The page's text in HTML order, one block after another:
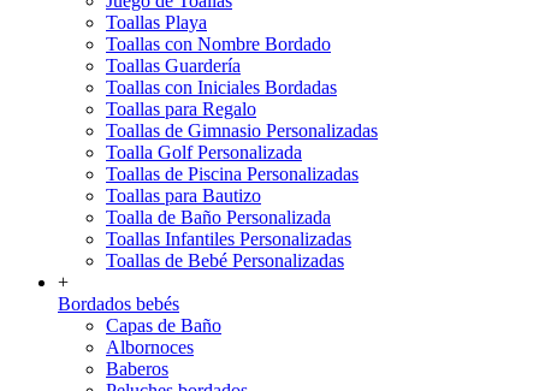
Toallas Playa
Toallas con Nombre Bordado
Toallas Guardería
Toallas con Iniciales Bordadas
Toallas para Regalo
Toallas de Gimnasio Personalizadas
Toalla Golf Personalizada
Toallas de Piscina Personalizadas
Toallas para Bautizo
Toalla de Baño Personalizada
Toallas Infantiles Personalizadas
Toallas de Bebé Personalizadas
+
Bordados bebés
Capas de Baño
Albornoces
Baberos